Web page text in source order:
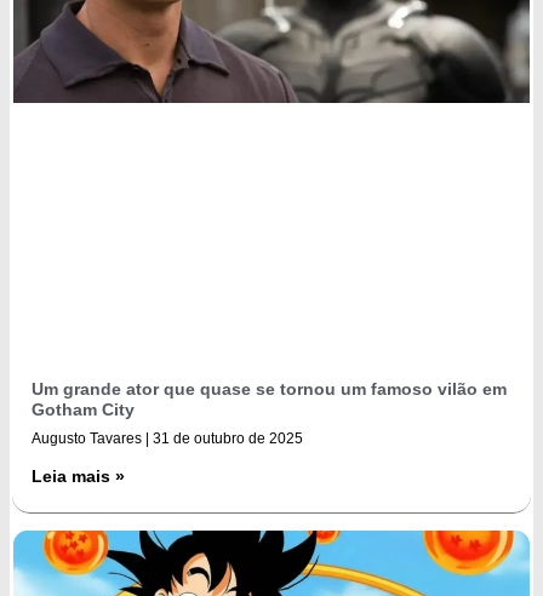
Um grande ator que quase se tornou um famoso vilão em
Gotham City
Augusto Tavares 31 de outubro de 2025
Leia mais »